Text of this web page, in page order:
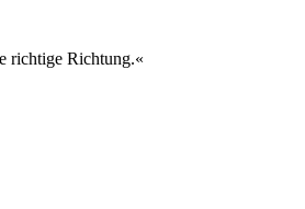
richtige Richtung.«